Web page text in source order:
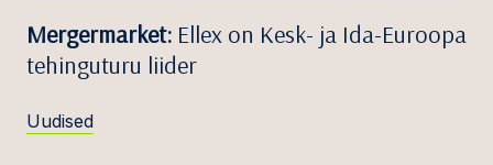
Mergermarket: Ellex on Kesk- ja Ida-Euroopa
tehinguturu liider
Uudised